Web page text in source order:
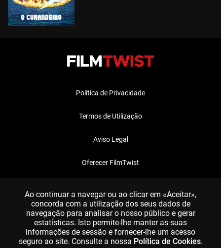
Política de Privacidade
Termos de Utilização
Aviso Legal
Oferecer FilmTwist
Ao continuar a navegar ou ao clicar em «Aceitar»,
concorda com a utilização dos seus dados de
navegação para analisar o nosso público e gerar
estatísticas. Isto permite-lhe manter as suas
informações de sessão e fornecer-lhe um acesso
seguro ao site. Consulte a nossa Política de Cookies.